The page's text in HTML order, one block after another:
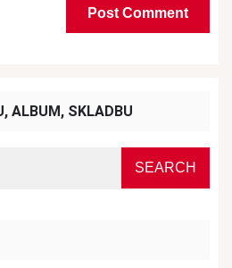
ALBUM, SKLADBU